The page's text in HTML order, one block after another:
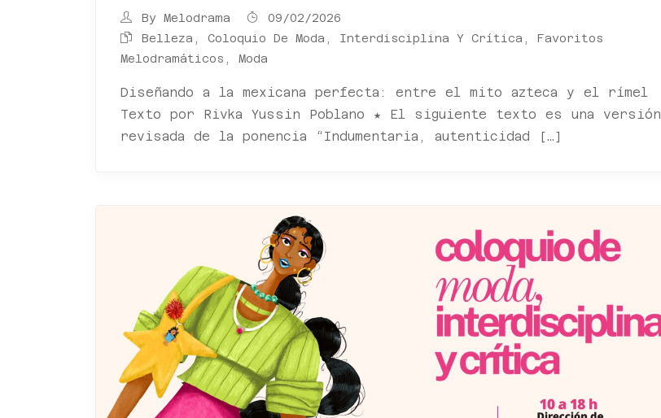
By Melodrama
09/02/2026
Belleza , Coloquio De Moda, Interdisciplina Y Crítica , Favoritos
Melodramáticos , Moda
Diseñando a la mexicana perfecta: entre el mito azteca y el rímel
Texto por Rivka Yussin Poblano ★ El siguiente texto es una versión
revisada de la ponencia “Indumentaria, autenticidad […]